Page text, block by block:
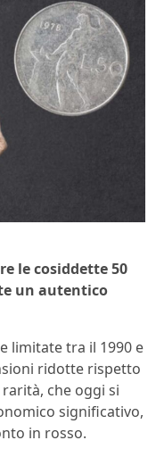
le cosiddette 50
un autentico
limitate tra il 1990 e
ridotte rispetto
che oggi si
significativo,
in rosso.